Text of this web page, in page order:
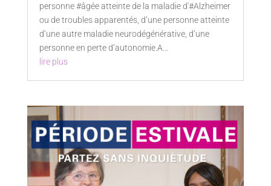
personne #âgée atteinte de la maladie d'#Alzheimer
ou de troubles apparentés, d’une personne atteinte
d’une autre maladie neurodégénérative, d’une
personne en perte d’autonomie.A...
lire plus